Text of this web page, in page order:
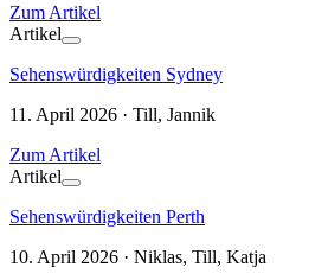
Zum Artikel
Artikel
Sehenswürdigkeiten Sydney
11. April 2026 · Till, Jannik
Zum Artikel
Artikel
Sehenswürdigkeiten Perth
10. April 2026 · Niklas, Till, Katja